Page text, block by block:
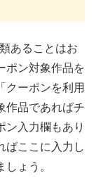
あることはお
ポン対象作品を
クーポンを利用
作品であればチ
ン入力欄もあり
ばここに入力し
ょう。